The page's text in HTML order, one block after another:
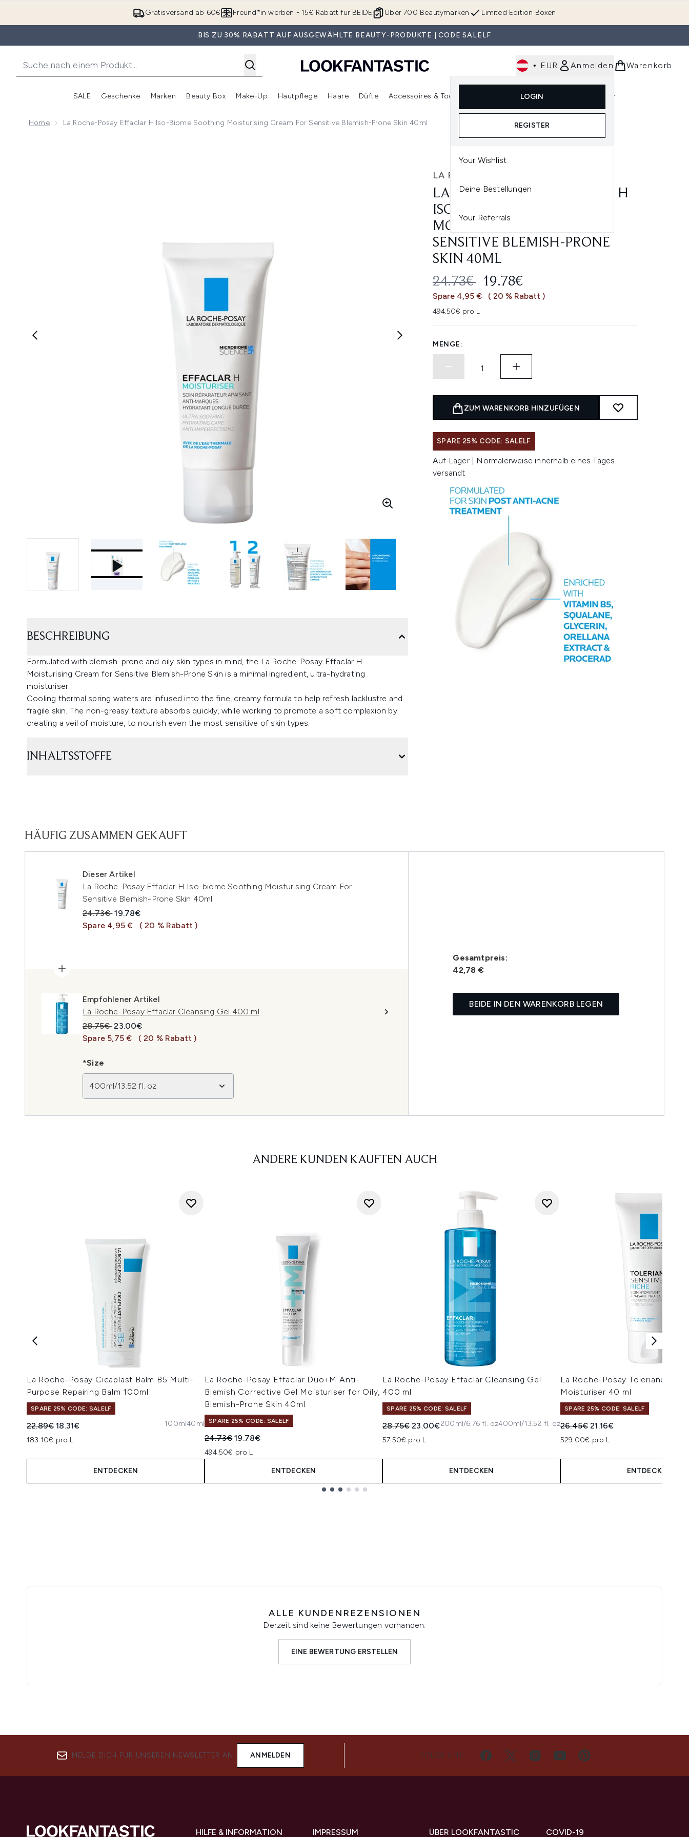
Zum Hauptinhalt springen
Gratisversand ab 60€ Limited Edition Boxen
Über 700 Beautymarken
Freund*in werben - 15€ Rabatt für BEIDE
BIS ZU 30% RABATT AUF AUSGEWÄHLTE BEAUTY-PRODUKTE | CODE SALELF
• EUR Anmelden
LOGIN
REGISTER
Your Wishlist
Deine Bestellungen
Your Referrals
Warenkorb
SALE
Untermenü Anmelden (SALE)
Geschenke
Untermenü Anmelden (Geschenke)
Marken
Untermenü Anmelden (Marken)
Beauty Box
Untermenü Anmelden (Beauty Box)
Make-Up
Untermenü Anmelden (Make-Up)
Hautpflege
Untermenü Anmelden (Hautpflege)
Haare
Untermenü Anmelden (Haare)
Düfte Accessoires & Tools
Untermenü Anmelden (Accessoires & Tools)
Im Trend & Neu Männer
Home La Roche-Posay Effaclar H Iso-Biome Soothing Moisturising Cream For Sensitive Blemish-Prone Skin 40ml
LA ROCHE-POSAY
LA ROCHE-POSAY EFFACLAR H
ISO-BIOME SOOTHING
MOISTURISING CREAM FOR
SENSITIVE BLEMISH-PRONE
SKIN 40ML
UNVERBINDLICHE PREISEMPFEHLUNG:
24.73€ AKTUELLER PREIS:
19.78€
Spare 4,95 € ( 20 % Rabatt )
494.50€ pro L
MENGE:
ZUM WARENKORB HINZUFÜGEN
SPARE 25% CODE: SALELF
Auf Lager | Normalerweise innerhalb eines Tages
versandt
BESCHREIBUNG
Formulated with blemish-prone and oily skin types in mind, the La Roche-Posay Effaclar H
Moisturising Cream for Sensitive Blemish-Prone Skin is a minimal ingredient, ultra-hydrating
moisturiser.
Cooling thermal spring waters are infused into the fine, creamy formula to help refresh lacklustre and
fragile skin. The non-greasy texture absorbs quickly, while working to promote a soft complexion by
creating a veil of moisture, to nourish even the most sensitive of skin types.
INHALTSSTOFFE
HÄUFIG ZUSAMMEN GEKAUFT
Dieser Artikel
La Roche-Posay Effaclar H Iso-biome Soothing Moisturising Cream For
Sensitive Blemish-Prone Skin 40ml
Unverbindliche Preisempfehlung:
24.73€Aktueller Preis:
19.78€
Spare 4,95 €
( 20 % Rabatt )
Empfohlener Artikel
La Roche-Posay Effaclar Cleansing Gel 400 ml
Unverbindliche Preisempfehlung:
28.75€Aktueller Preis:
23.00€
Spare 5,75 €
( 20 % Rabatt )
*Size
400ml/13.52 fl. oz
Gesamtpreis:
42,78 €
BEIDE IN DEN WARENKORB LEGEN
ANDERE KUNDEN KAUFTEN AUCH
La Roche-Posay Cicaplast Balm B5 Multi-
Purpose Repairing Balm 100ml
SPARE 25% CODE: SALELF
Unverbindliche Preisempfehlung:
22.89€Aktueller Preis:
18.31€
183.10€ pro L
100ml40ml
ENTDECKEN
La Roche-Posay Effaclar Duo+M Anti-
Blemish Corrective Gel Moisturiser for Oily,
Blemish-Prone Skin 40ml
SPARE 25% CODE: SALELF
Unverbindliche Preisempfehlung:
24.73€Aktueller Preis:
19.78€
494.50€ pro L
ENTDECKEN
La Roche-Posay Effaclar Cleansing Gel
400 ml
SPARE 25% CODE: SALELF
Unverbindliche Preisempfehlung:
28.75€Aktueller Preis:
23.00€
57.50€ pro L
200ml/6.76 fl. oz400ml/13.52 fl. oz
ENTDECKEN
La Roche-Posay Toleriane
Moisturiser 40 ml
SPARE 25% CODE: SALELF
Unverbindliche Preisempfehlung:
26.45€Aktueller Preis:
21.16€
529.00€ pro L
ENTDECKEN
ALLE KUNDENREZENSIONEN
Derzeit sind keine Bewertungen vorhanden.
EINE BEWERTUNG ERSTELLEN
MELDE DICH FÜR UNSEREN NEWSLETTER AN ANMELDEN FOLGE UNS
HILFE & INFORMATION IMPRESSUM ÜBER LOOKFANTASTIC COVID-19